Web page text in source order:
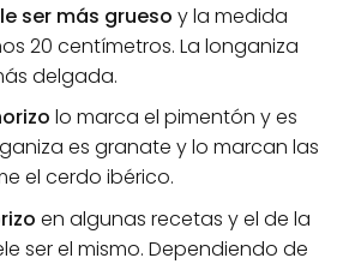
ser más grueso y la medida
20 centímetros. La longaniza
delgada.
lo marca el pimentón y es
es granate y lo marcan las
el cerdo ibérico.
en algunas recetas y el de la
ser el mismo. Dependiendo de